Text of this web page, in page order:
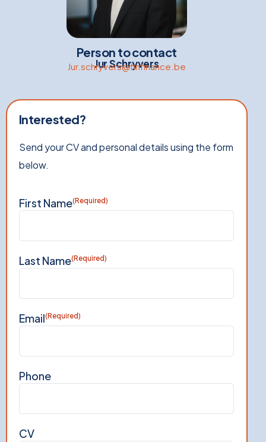
Person to contact
Jur Schryvers
Jur.schryvers@finfinance.be
Interested?
Send your CV and personal details using the form
below.
First Name(Required)
Last Name(Required)
Email(Required)
Phone
CV